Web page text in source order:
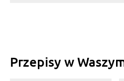
Przepisy w